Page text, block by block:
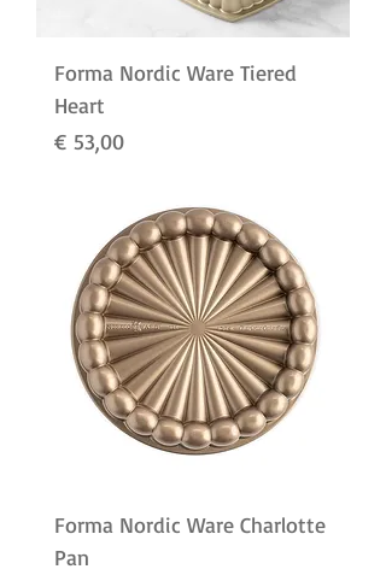
Forma Nordic Ware Tiered
Heart
Preço
€ 53,00
Forma Nordic Ware Charlotte
Pan